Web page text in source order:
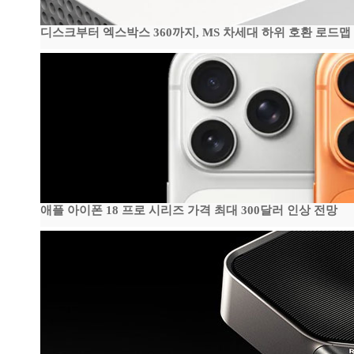
디스크부터 엑스박스 360까지, MS 차세대 하위 호환 로드맵
애플 아이폰 18 프로 시리즈 가격 최대 300달러 인상 전망